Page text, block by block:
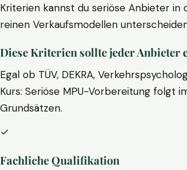
Kriterien kannst du seriöse Anbieter in
reinen Verkaufsmodellen
Diese Kriterien sollte jeder Anbieter
Egal ob TÜV, DEKRA,
Kurs: Seriöse MPU-Vorbereitung folgt
Grundsätzen.
✓
Fachliche Qualifikation